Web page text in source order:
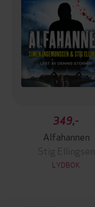
349,-
Alfahannen
Stig Ellingsen
LYDBOK